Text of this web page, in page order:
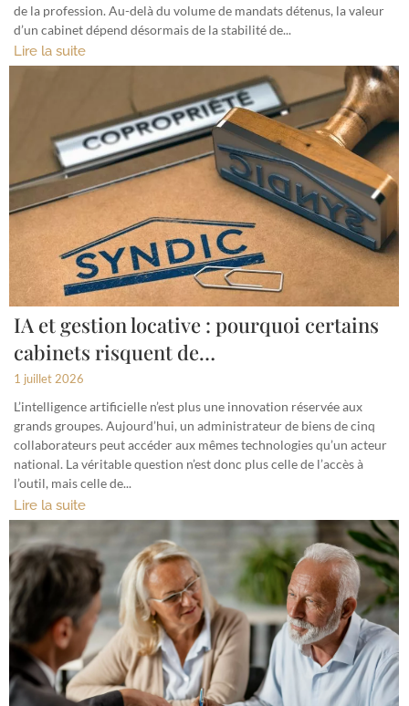
de la profession. Au-delà du volume de mandats détenus, la valeur
d’un cabinet dépend désormais de la stabilité de...
Lire la suite
IA et gestion locative : pourquoi certains
cabinets risquent de…
1 juillet 2026
L’intelligence artificielle n’est plus une innovation réservée aux
grands groupes. Aujourd’hui, un administrateur de biens de cinq
collaborateurs peut accéder aux mêmes technologies qu’un acteur
national. La véritable question n’est donc plus celle de l’accès à
l’outil, mais celle de...
Lire la suite